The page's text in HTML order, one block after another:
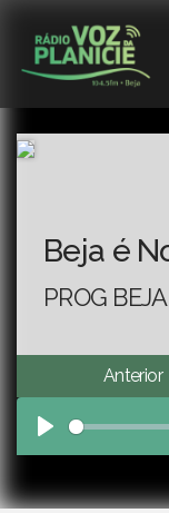
Beja é
PROG
Anterior
Play